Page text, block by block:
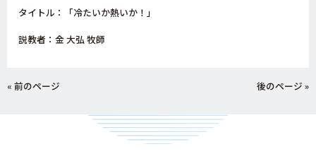
タイトル：「冷たいか熱いか！」
説教者：金 大弘 牧師
« 前のページ 後のページ »